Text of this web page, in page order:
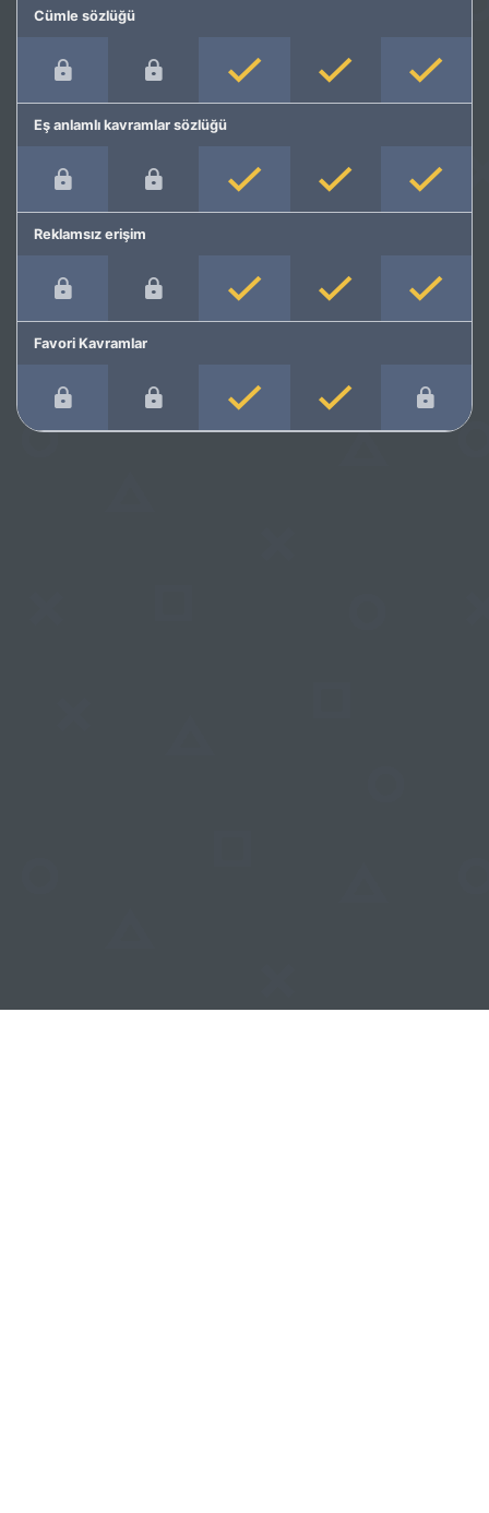
Cümle sözlüğü
Eş anlamlı kavramlar sözlüğü
Reklamsız erişim
Favori Kavramlar